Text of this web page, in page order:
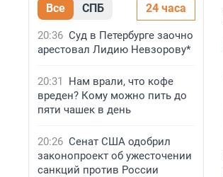
Все СПБ 24 часа
20:36 Суд в Петербурге заочно
арестовал Лидию Невзорову*
20:31
Нам врали, что кофе
вреден? Кому можно пить до
пяти чашек в день
20:26 Сенат США одобрил
законопроект об ужесточении
санкций против России